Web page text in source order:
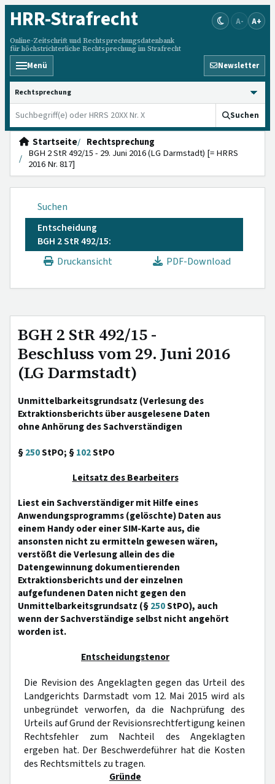
HRR-Strafrecht
Online-Zeitschrift und Rechtsprechungsdatenbank
für höchstrichterliche Rechtsprechung im Strafrecht
A- A+
Menü Newsletter
HRRS durchsuchen
Suchen
Startseite
Rechtsprechung
BGH 2 StR 492/15 - 29. Juni 2016 (LG Darmstadt) [= HRRS
2016 Nr. 817]
Suchen
Entscheidung
BGH 2 StR 492/15:
Druckansicht
PDF-Download
BGH 2 StR 492/15 -
Beschluss vom 29. Juni 2016
(LG Darmstadt)
Unmittelbarkeitsgrundsatz (Verlesung des
Extraktionsberichts über ausgelesene Daten
ohne Anhörung des Sachverständigen
§250StPO; §102StPO
Leitsatz des Bearbeiters
Liest ein Sachverständiger mit Hilfe eines
Anwendungsprogramms (gelöschte) Daten aus
einem Handy oder einer SIM-Karte aus, die
ansonsten nicht zu ermitteln gewesen wären,
verstößt die Verlesung allein des die
Datengewinnung dokumentierenden
Extraktionsberichts und der einzelnen
aufgefundenen Daten nicht gegen den
Unmittelbarkeitsgrundsatz (§250StPO), auch
wenn der Sachverständige selbst nicht angehört
worden ist.
Entscheidungstenor
Die Revision des Angeklagten gegen das Urteil des
Landgerichts Darmstadt vom 12. Mai 2015 wird als
unbegründet verworfen, da die Nachprüfung des
Urteils auf Grund der Revisionsrechtfertigung keinen
Rechtsfehler zum Nachteil des Angeklagten
ergeben hat. Der Beschwerdeführer hat die Kosten
des Rechtsmittels zu tragen.
Gründe